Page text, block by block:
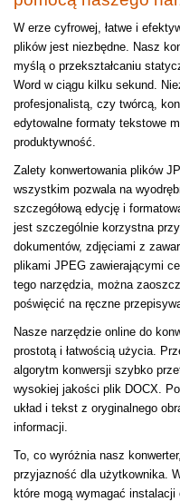
W erze cyfrowej, łatwe i
plików jest niezbędne. Nasz
myślą o przekształcaniu
Word w ciągu kilku sekund.
profesjonalistą, czy twórcą,
edytowalne formaty tekstowe
produktywność.
Zalety konwertowania plików
wszystkim pozwala na
szczegółową edycję i
jest szczególnie korzystna
dokumentów, zdjęciami z
plikami JPEG zawierającymi
tego narzędzia, można
poświęcić na ręczne
Nasze narzędzie online do
prostotą i łatwością użycia.
algorytm konwersji szybko
wysokiej jakości plik DOCX.
układ i tekst z oryginalnego
informacji.
To, co wyróżnia nasz
przyjazność dla użytkownika.
które mogą wymagać